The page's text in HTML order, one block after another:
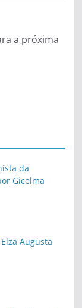
a próxima
da
Gicelma
Augusta